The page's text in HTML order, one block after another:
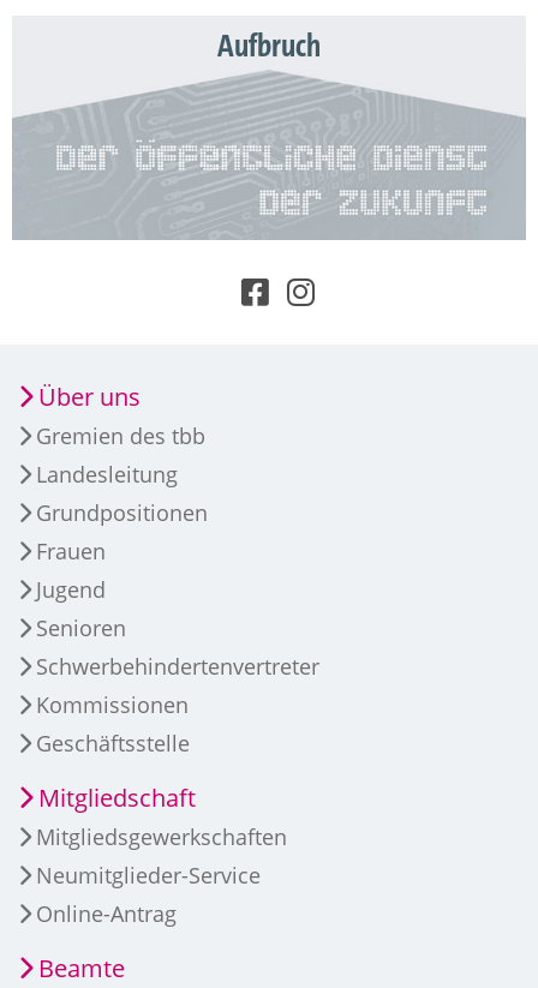
Aufbruch
Über uns
Gremien des tbb
Landesleitung
Grundpositionen
Frauen
Jugend
Senioren
Schwerbehindertenvertreter
Kommissionen
Geschäftsstelle
Mitgliedschaft
Mitgliedsgewerkschaften
Neumitglieder-Service
Online-Antrag
Beamte